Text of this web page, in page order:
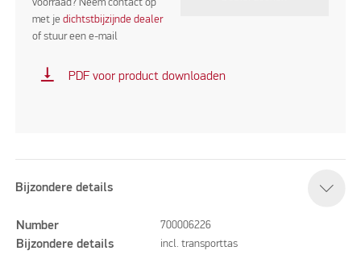
met jedichtstbijzijnde dealer
of stuur een e-mail
vertical_align_bottom PDF voor product downloaden
Bijzondere details
Number 700006226
Bijzondere details incl. transporttas